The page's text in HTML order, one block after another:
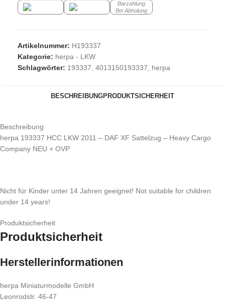
Barzahlung
Bei Abholung
Artikelnummer: H193337
Kategorie: herpa - LKW
Schlagwörter: 193337, 4013150193337, herpa
BESCHREIBUNGPRODUKTSICHERHEIT
Beschreibung
herpa 193337 HCC LKW 2011 – DAF XF Sattelzug – Heavy Cargo
Company NEU + OVP
Nicht für Kinder unter 14 Jahren geeignet! Not suitable for children
under 14 years!
Produktsicherheit
Produktsicherheit
Herstellerinformationen
herpa Miniaturmodelle GmbH
Leonrodstr. 46-47